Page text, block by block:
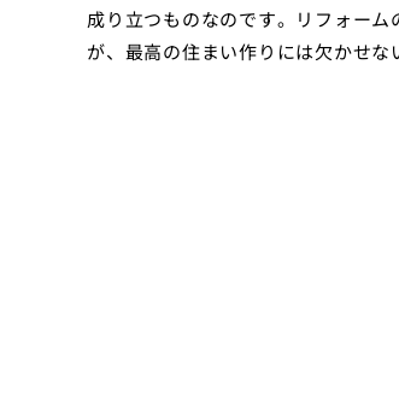
成り立つものなのです。リフォー
が、最高の住まい作りには欠かせな